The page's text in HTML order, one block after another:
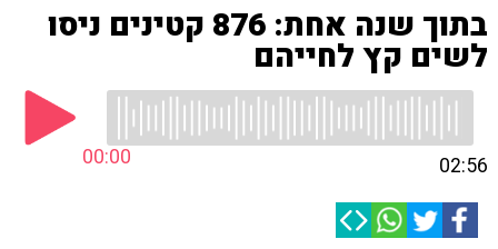
בתוך שנה אחת: 876 קטינים ניסו
לשים קץ לחייהם
00:00 02:56